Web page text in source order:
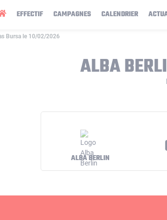
EFFECTIF CAMPAGNES CALENDRIER
Bursa le 10/02/2026
ALBA
ALBA BERLIN